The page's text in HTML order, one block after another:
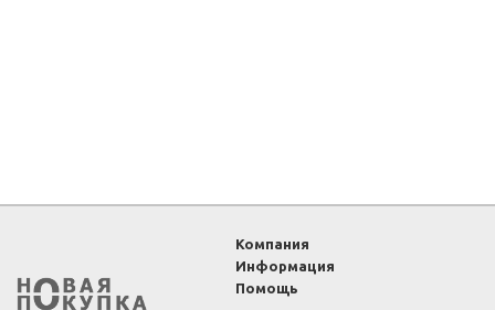
Компания
Информация
Помощь